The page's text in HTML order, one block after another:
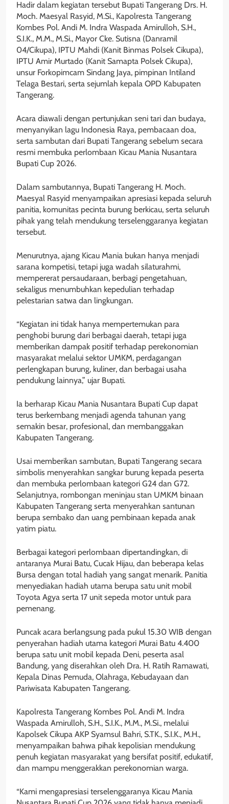
Hadir dalam kegiatan tersebut Bupati Tangerang Drs. H.
Moch. Maesyal Rasyid, M.Si., Kapolresta Tangerang
Kombes Pol. Andi M. Indra Waspada Amirulloh, S.H.,
S.I.K., M.M., M.Si., Mayor Cke. Sutisna (Danramil
04/Cikupa), IPTU Mahdi (Kanit Binmas Polsek Cikupa),
IPTU Amir Murtado (Kanit Samapta Polsek Cikupa),
unsur Forkopimcam Sindang Jaya, pimpinan Intiland
Telaga Bestari, serta sejumlah kepala OPD Kabupaten
Tangerang.
Acara diawali dengan pertunjukan seni tari dan budaya,
menyanyikan lagu Indonesia Raya, pembacaan doa,
serta sambutan dari Bupati Tangerang sebelum secara
resmi membuka perlombaan Kicau Mania Nusantara
Bupati Cup 2026.
Dalam sambutannya, Bupati Tangerang H. Moch.
Maesyal Rasyid menyampaikan apresiasi kepada seluruh
panitia, komunitas pecinta burung berkicau, serta seluruh
pihak yang telah mendukung terselenggaranya kegiatan
tersebut.
Menurutnya, ajang Kicau Mania bukan hanya menjadi
sarana kompetisi, tetapi juga wadah silaturahmi,
mempererat persaudaraan, berbagi pengetahuan,
sekaligus menumbuhkan kepedulian terhadap
pelestarian satwa dan lingkungan.
“Kegiatan ini tidak hanya mempertemukan para
penghobi burung dari berbagai daerah, tetapi juga
memberikan dampak positif terhadap perekonomian
masyarakat melalui sektor UMKM, perdagangan
perlengkapan burung, kuliner, dan berbagai usaha
pendukung lainnya,” ujar Bupati.
Ia berharap Kicau Mania Nusantara Bupati Cup dapat
terus berkembang menjadi agenda tahunan yang
semakin besar, profesional, dan membanggakan
Kabupaten Tangerang.
Usai memberikan sambutan, Bupati Tangerang secara
simbolis menyerahkan sangkar burung kepada peserta
dan membuka perlombaan kategori G24 dan G72.
Selanjutnya, rombongan meninjau stan UMKM binaan
Kabupaten Tangerang serta menyerahkan santunan
berupa sembako dan uang pembinaan kepada anak
yatim piatu.
Berbagai kategori perlombaan dipertandingkan, di
antaranya Murai Batu, Cucak Hijau, dan beberapa kelas
Bursa dengan total hadiah yang sangat menarik. Panitia
menyediakan hadiah utama berupa satu unit mobil
Toyota Agya serta 17 unit sepeda motor untuk para
pemenang.
Puncak acara berlangsung pada pukul 15.30 WIB dengan
penyerahan hadiah utama kategori Murai Batu 4.400
berupa satu unit mobil kepada Deni, peserta asal
Bandung, yang diserahkan oleh Dra. H. Ratih Ramawati,
Kepala Dinas Pemuda, Olahraga, Kebudayaan dan
Pariwisata Kabupaten Tangerang.
Kapolresta Tangerang Kombes Pol. Andi M. Indra
Waspada Amirulloh, S.H., S.I.K., M.M., M.Si., melalui
Kapolsek Cikupa AKP Syamsul Bahri, S.TK., S.I.K., M.H.,
menyampaikan bahwa pihak kepolisian mendukung
penuh kegiatan masyarakat yang bersifat positif, edukatif,
dan mampu menggerakkan perekonomian warga.
“Kami mengapresiasi terselenggaranya Kicau Mania